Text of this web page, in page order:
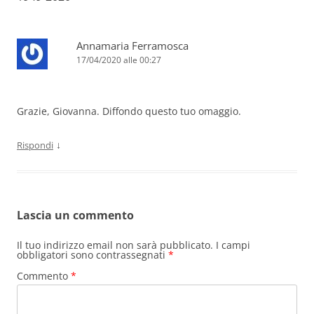
Annamaria Ferramosca
17/04/2020 alle 00:27
Grazie, Giovanna. Diffondo questo tuo omaggio.
Rispondi ↓
Lascia un commento
Il tuo indirizzo email non sarà pubblicato. I campi
obbligatori sono contrassegnati *
Commento *